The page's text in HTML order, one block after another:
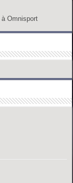
à Omnisport